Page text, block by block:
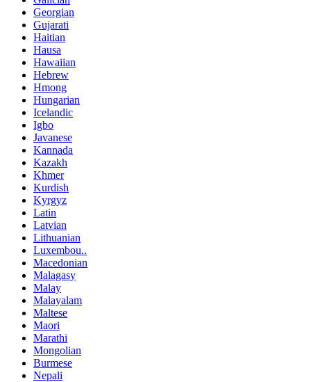
Georgian
Gujarati
Haitian
Hausa
Hawaiian
Hebrew
Hmong
Hungarian
Icelandic
Igbo
Javanese
Kannada
Kazakh
Khmer
Kurdish
Kyrgyz
Latin
Latvian
Lithuanian
Luxembou..
Macedonian
Malagasy
Malay
Malayalam
Maltese
Maori
Marathi
Mongolian
Burmese
Nepali